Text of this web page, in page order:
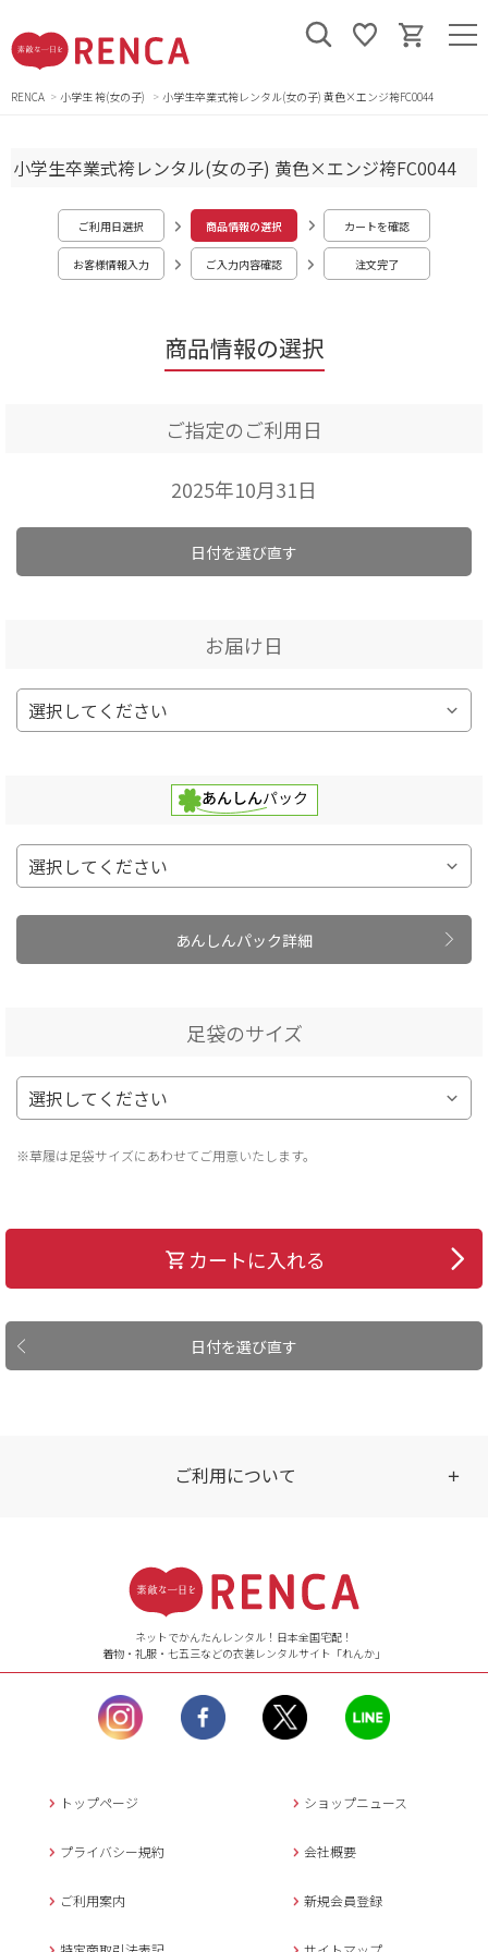
RENCA 小学生 袴(女の子) 小学生卒業式袴レンタル(女の子) 黄色×エンジ袴FC0044
商品情報の選択
小学生卒業式袴レンタル(女の子) 黄色×エンジ袴FC0044
ご利用日選択 商品情報の選択 カートを確認
お客様情報入力 ご入力内容確認 注文完了
ご指定のご利用日
2025年10月31日
日付を選び直す
お届け日
あんしんパック詳細
足袋のサイズ
※草履は足袋サイズにあわせてご用意いたします。
日付を選び直す
カートに入れる
ご利用について
【ご注文（インターネット）】
24時間年中無休
【お問い合わせ窓口（メー
ル）】10:00~17:00
土曜日、日曜日、臨
時休業日を除く。
営業時間外にいただ
返信させていただきま
年末年始、大型連休
メールでのお問い合わせ
ネットでかんたんレンタル！日本全国宅配！
着物・礼服・七五三などの衣装レンタルサイト「れんか」
トップページ ショップニュース
プライバシー規約 会社概要
ご利用案内 新規会員登録